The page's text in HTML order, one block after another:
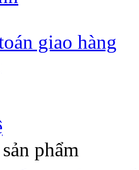
giao hàng
phẩm